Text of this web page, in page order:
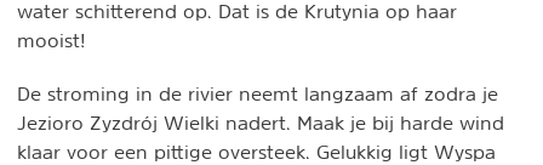
water schitterend op. Dat is de Krutynia op haar
mooist!
De stroming in de rivier neemt langzaam af zodra je
Jezioro Zyzdrój Wielki nadert. Maak je bij harde wind
klaar voor een pittige oversteek. Gelukkig ligt Wyspa